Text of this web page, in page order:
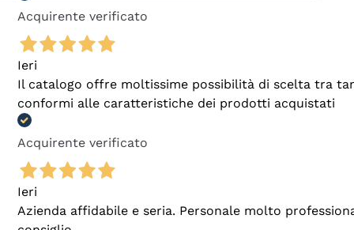
Acquirente verificato
Ieri
Il catalogo offre moltissime possibilità di scelta tra
conformi alle caratteristiche dei prodotti acquistati
Acquirente verificato
Ieri
Azienda affidabile e seria. Personale molto